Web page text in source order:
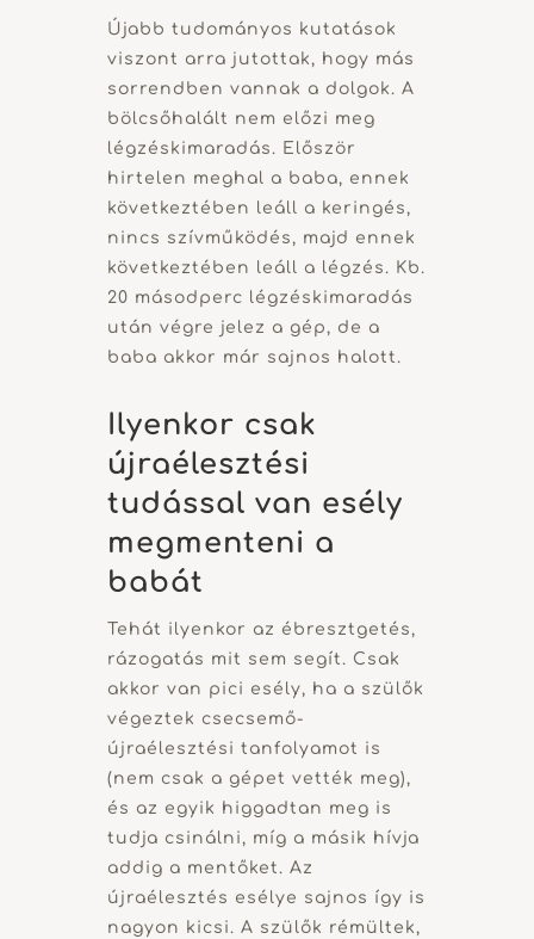
Újabb tudományos kutatások
viszont arra jutottak, hogy más
sorrendben vannak a dolgok. A
bölcsőhalált nem előzi meg
légzéskimaradás. Először
hirtelen meghal a baba, ennek
következtében leáll a keringés,
nincs szívműködés, majd ennek
következtében leáll a légzés. Kb.
20 másodperc légzéskimaradás
után végre jelez a gép, de a
baba akkor már sajnos halott.
Ilyenkor csak
újraélesztési
tudással van esély
megmenteni a
babát
Tehát ilyenkor az ébresztgetés,
rázogatás mit sem segít. Csak
akkor van pici esély, ha a szülők
végeztek csecsemő-
újraélesztési tanfolyamot is
(nem csak a gépet vették meg),
és az egyik higgadtan meg is
tudja csinálni, míg a másik hívja
addig a mentőket. Az
újraélesztés esélye sajnos így is
nagyon kicsi. A szülők rémültek,